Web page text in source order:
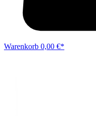
Warenkorb 0,00 €*